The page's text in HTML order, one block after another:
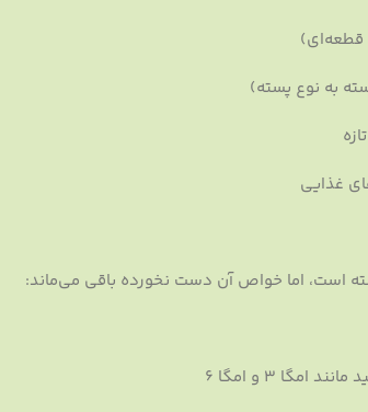
قطعه‌ای)
به نوع پسته)
غذایی
است، اما خواص آن دست نخورده باقی می‌ماند:
۳ و امگا ۶